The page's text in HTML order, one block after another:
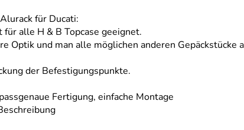
für Ducati:
alle H & B Topcase geeignet.
Optik und man alle möglichen anderen Gepäckstücke
der Befestigungspunkte.
Fertigung, einfache Montage